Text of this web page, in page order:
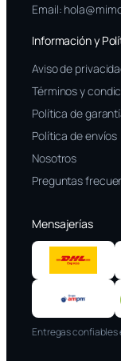
Email:
Información y
Aviso de
Términos y
Política de
Política de envíos
Nosotros
Preguntas
Mensajerías
Entregas confiables